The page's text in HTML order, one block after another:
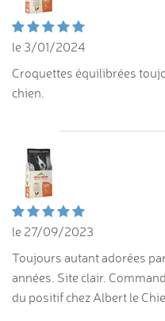
le 3/01/2024
Croquettes équilibrées
chien.
le 27/09/2023
Toujours autant adorées
années. Site clair.
du positif chez Albert le